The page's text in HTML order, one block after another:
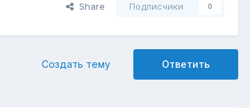
Share Подписчики 0
Ответить
Создать тему